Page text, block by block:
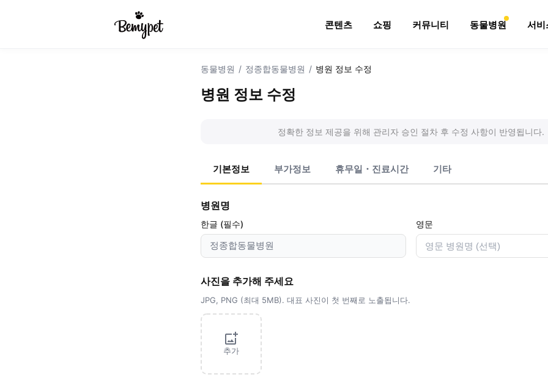
콘텐츠 쇼핑 커뮤니티 동물병원 서비
동물병원 / 정종합동물병원 / 병원 정보 수정
병원 정보 수정
정확한 정보 제공을 위해 관리자 승인 절차 후 수정 사항이 반영됩니다.
기본정보 부가정보 휴무일・진료시간 기타
병원명
한글 (필수) 영문
사진을 추가해 주세요
JPG, PNG (최대 5MB). 대표 사진이 첫 번째로 노출됩니다.
추가